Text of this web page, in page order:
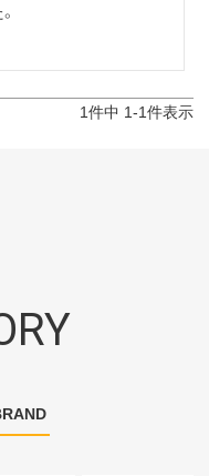
1件中 1-1件表示